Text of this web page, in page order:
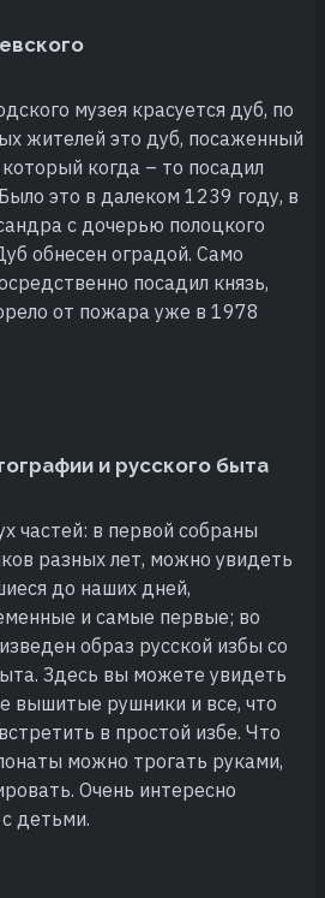
музея красуется дуб, по
жителей это дуб, посаженный
когда – то посадил
это в далеком 1239 году, в
с дочерью полоцкого
обнесен оградой. Само
посадил князь,
от пожара уже в 1978
и русского быта
частей: в первой собраны
разных лет, можно увидеть
до наших дней,
и самые первые; во
образ русской избы со
Здесь вы можете увидеть
вышитые рушники и все, что
в простой избе. Что
можно трогать руками,
Очень интересно
детьми.